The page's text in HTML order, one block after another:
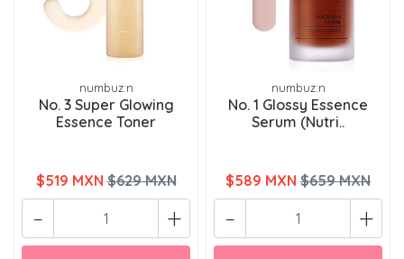
numbuz:n
No. 3 Super Glowing
Essence Toner
$519 MXN $629 MXN
+
-
numbuz:n
No. 1 Glossy Essence
Serum (Nutri..
$589 MXN $659 MXN
+
-